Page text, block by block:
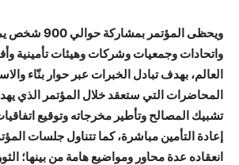
ويحظى المؤتمر
العالم، بهدف تبادل الخبرات عبر حوار بنّاء
المحاضرات التي ستعقد خلال المؤتمر الذي
تشبيك المصالح وتأطير مخرجاته وتوقيع
إعادة التأمين مباشرة، كما تتناول جلسات
انعقاده عدة محاور ومواضيع هامة من بينها؛